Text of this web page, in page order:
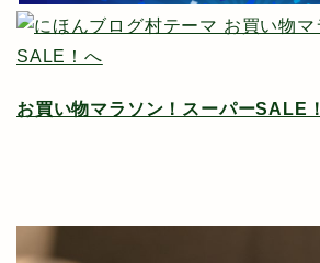
お買い物マラソン！スーパーSALE！